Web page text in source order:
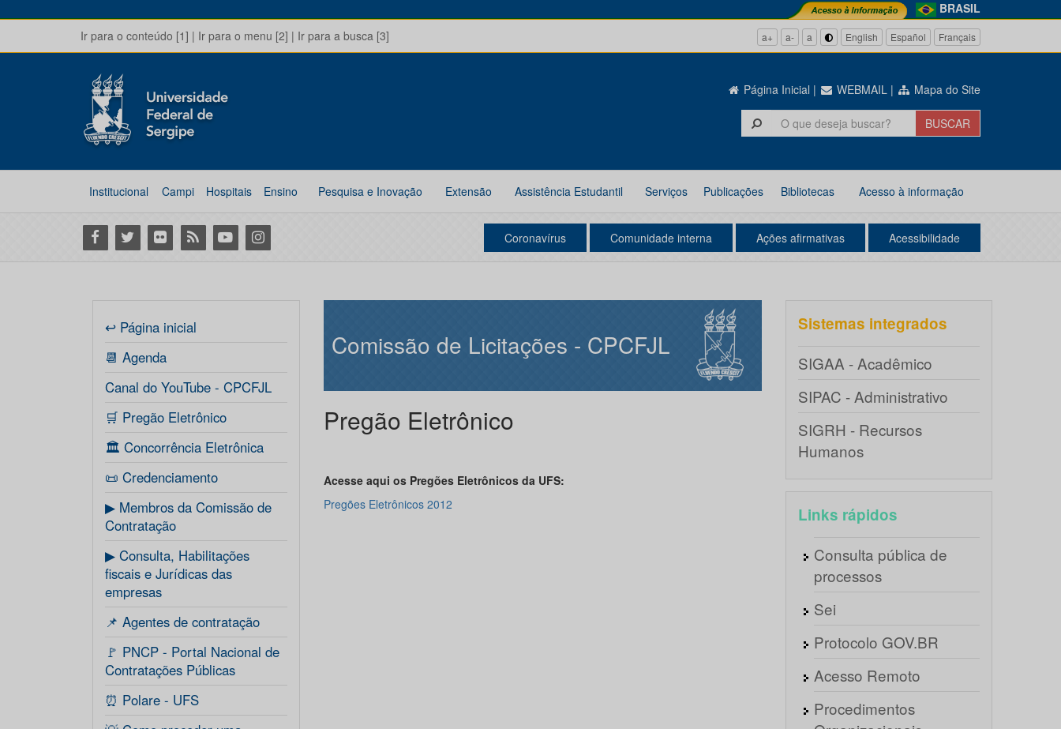
BRASIL
Ir para o conteúdo [1] | Ir para o menu [2] | Ir para a busca [3] a+ a- a English Español Français
Página Inicial | WEBMAIL | Mapa do Site
Institucional Campi Hospitais Ensino Pesquisa e Inovação Extensão Assistência Estudantil Serviços Publicações Bibliotecas Acesso à informação
Facebook
Twitter Flickr RSS YoutubeInstagram Coronavírus Comunidade interna Ações afirmativas Acessibilidade
↩ Página inicial
📆 Agenda
Canal do YouTube - CPCFJL
🛒 Pregão Eletrônico
🏛️ Concorrência Eletrônica
📜 Credenciamento
▶ Membros da Comissão de
Contratação
▶ Consulta, Habilitações
fiscais e Jurídicas das
empresas
📌 Agentes de contratação
🚩 PNCP - Portal Nacional de
Contratações Públicas
⏰ Polare - UFS
Comissão de Licitações - CPCFJL
Pregão Eletrônico
Acesse aqui os Pregões Eletrônicos da UFS:
Pregões Eletrônicos 2012
Sistemas integrados
SIGAA - Acadêmico
SIPAC - Administrativo
SIGRH - Recursos
Humanos
Links rápidos
Consulta pública de
processos
Sei
Protocolo GOV.BR
Acesso Remoto
Procedimentos